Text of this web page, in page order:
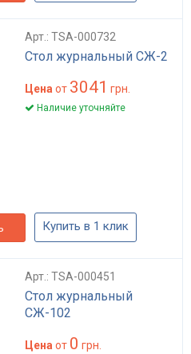
Арт.: TSA-000732
Стол журнальный СЖ-2
Цена от 3041 грн.
Наличие уточняйте
Купить в 1 клик
Арт.: TSA-000451
Стол журнальный
СЖ-102
Цена от 0 грн.